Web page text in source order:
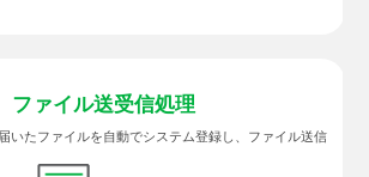
ファイル送受信処理
いたファイルを自動でシステム登録し、ファイル送信